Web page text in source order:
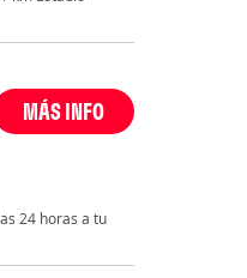
MÁS INFO
24 horas a tu